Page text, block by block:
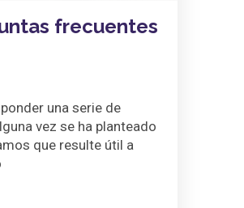
frecuentes
una serie de
vez se ha planteado
que resulte útil a